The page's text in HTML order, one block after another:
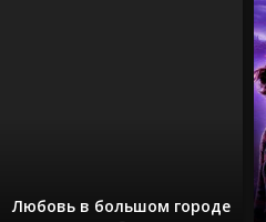
Любовь в большом городе